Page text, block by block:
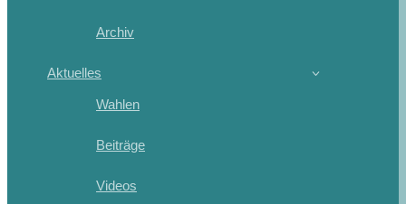
Archiv
Aktuelles
Wahlen
Beiträge
Videos